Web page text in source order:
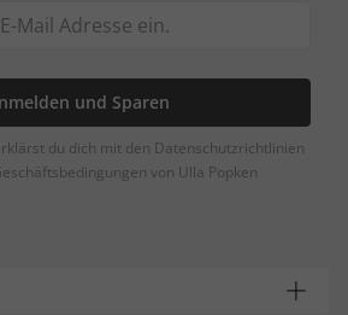
und Sparen
du dich mit den Datenschutzrichtlinien
von Ulla Popken